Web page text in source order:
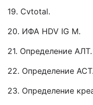
19. Cvtotal.
20. ИФА HDV IG M.
21. Определение АЛТ.
22. Определение АСТ.
23. Определение